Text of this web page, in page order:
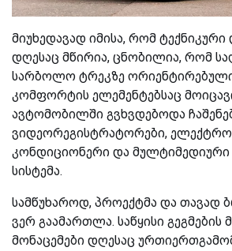
მიუხედავად იმისა, რომ
დღესაც მწირია, ცნობილია, რომ
სარბოლო ტრეკზე
კომფორტის ელემენტებსაც
ავტომობილში გვხვდებოდა
ვიდეორეგისტრატორები,
კონდიციონერი და
სისტემა.
სამწუხაროდ, პროექტმა და თავად
ვერ გაამართლა. საწყისი გეგმების
მონაცემები დღესაც